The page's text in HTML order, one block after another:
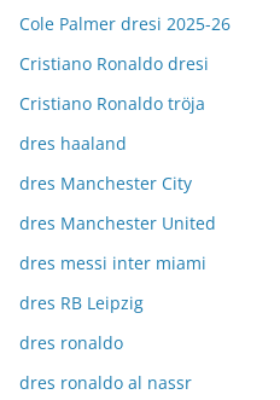
Cole Palmer dresi 2025-26
Cristiano Ronaldo dresi
Cristiano Ronaldo tröja
dres haaland
dres Manchester City
dres Manchester United
dres messi inter miami
dres RB Leipzig
dres ronaldo
dres ronaldo al nassr